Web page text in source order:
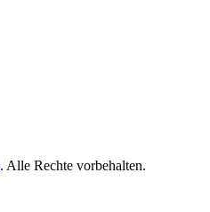
. Alle Rechte vorbehalten.